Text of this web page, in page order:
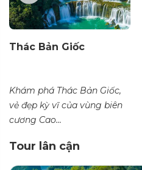
Thác Bản Giốc
Khám phá Thác Bản Giốc,
vẻ đẹp kỳ vĩ của vùng biên
cương Cao...
Tour lân cận